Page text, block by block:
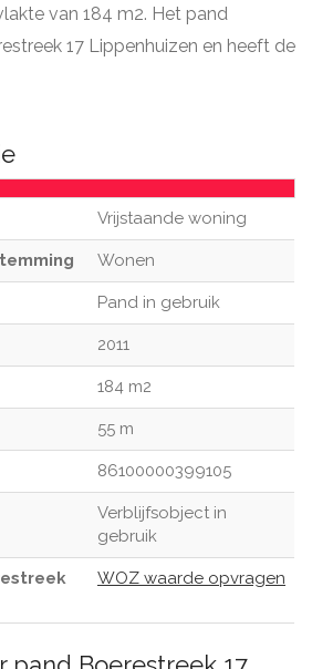
van 184 m2. Het pand
17 Lippenhuizen en heeft de
Vrijstaande woning
Wonen
Pand in gebruik
2011
184 m2
55 m
86100000399105
Verblijfsobject in
gebruik
WOZ waarde opvragen